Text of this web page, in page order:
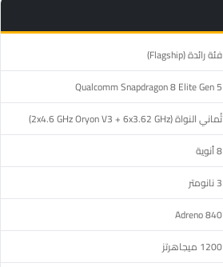
فئة رائدة (Flagship)
Qualcomm Snapdragon 8 Elite Gen 5
ثُماني النواة (2x4.6 GHz Oryon V3 + 6x3.62 GHz)
8 أنوية
3 نانومتر
Adreno 840
1200 ميجاهرتز